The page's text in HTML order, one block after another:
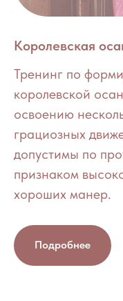
Королевская
Тренинг по
королевской
освоению
грациозных
допустимы по
признаком
хороших манер.
Подробнее